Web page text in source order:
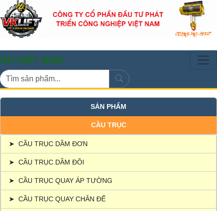
SẢN PHẨM
CẦU TRỤC
➤ CẦU TRỤC DẦM ĐƠN
➤ CẦU TRỤC DẦM ĐÔI
➤ CẦU TRỤC QUAY ÁP TƯỜNG
➤ CẦU TRỤC QUAY CHÂN ĐẾ